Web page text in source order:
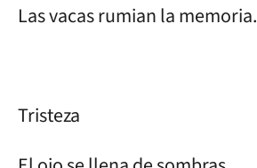
Las vacas rumian la memoria.
Tristeza